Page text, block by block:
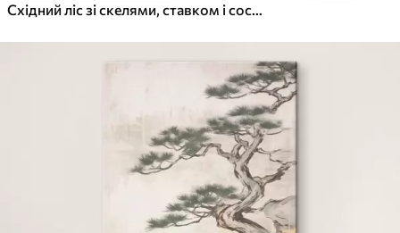
Східний ліс зі скелями, ставком і соснами, зелень, акварельний стиль